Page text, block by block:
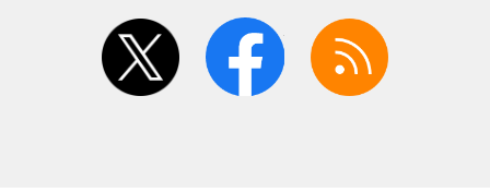
twitter facebook